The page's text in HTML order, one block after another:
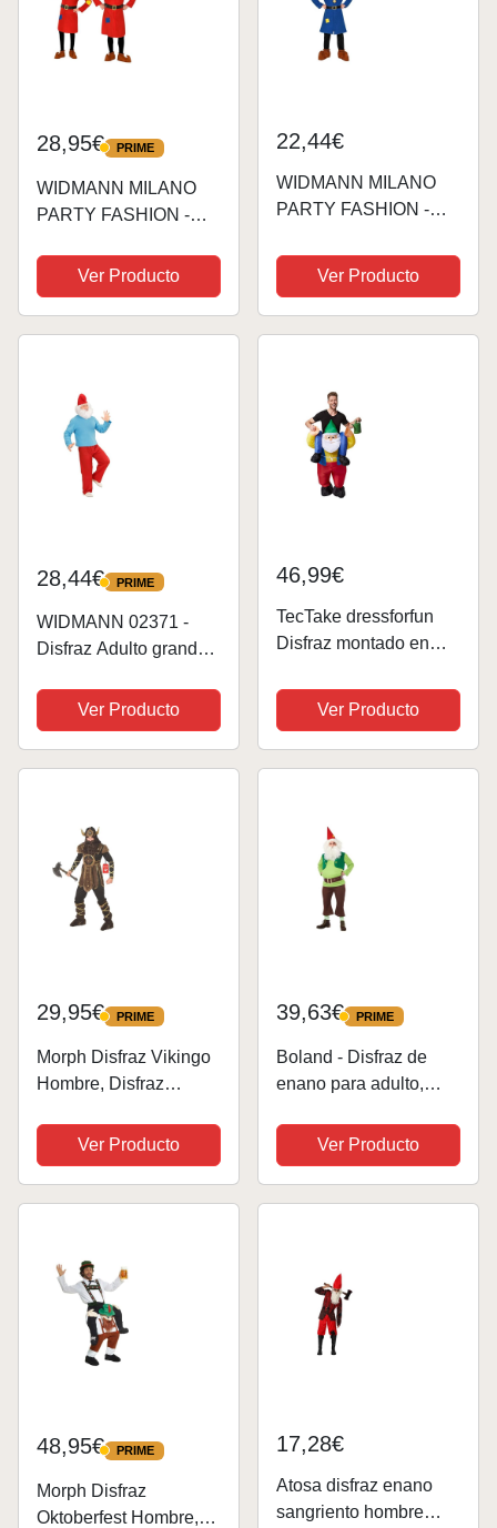
28,95€ PRIME
PRIME
WIDMANN MILANO
PARTY FASHION -
gnomo, gnomo, cuento
de hadas, disfraces
Ver Producto
22,44€
WIDMANN MILANO
PARTY FASHION -
enano, gnomo, gnomo,
cuento de hadas,
disfraces
Ver Producto
28,44€ PRIME
PRIME
WIDMANN 02371 -
Disfraz Adulto grandes
pantalones y sombrero,
talla S
Ver Producto
46,99€
TecTake dressforfun
Disfraz montado en
Funciona con Pilas |
Máxima Libertad de
Movimiento
Ver Producto
29,95€ PRIME
PRIME
Morph Disfraz Vikingo
Hombre, Disfraz
Vikingo Hombre,
Vikingo Disfraz
Hombre, Disfraz
Ver Producto
39,63€ PRIME
PRIME
Boland - Disfraz de
enano para adulto,
tematicas o carnaval,
disfraz de gnomo
Ver Producto
48,95€ PRIME
PRIME
Morph Disfraz
Oktoberfest Hombre,
17,28€
Atosa disfraz enano
sangriento hombre